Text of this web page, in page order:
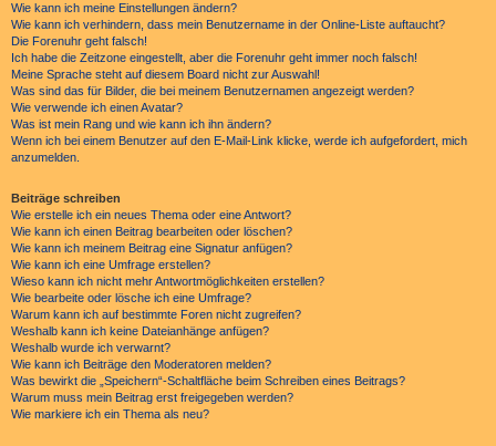
Wie kann ich meine Einstellungen ändern?
Wie kann ich verhindern, dass mein Benutzername in der Online-Liste auftaucht?
Die Forenuhr geht falsch!
Ich habe die Zeitzone eingestellt, aber die Forenuhr geht immer noch falsch!
Meine Sprache steht auf diesem Board nicht zur Auswahl!
Was sind das für Bilder, die bei meinem Benutzernamen angezeigt werden?
Wie verwende ich einen Avatar?
Was ist mein Rang und wie kann ich ihn ändern?
Wenn ich bei einem Benutzer auf den E-Mail-Link klicke, werde ich aufgefordert, mich
anzumelden.
Beiträge schreiben
Wie erstelle ich ein neues Thema oder eine Antwort?
Wie kann ich einen Beitrag bearbeiten oder löschen?
Wie kann ich meinem Beitrag eine Signatur anfügen?
Wie kann ich eine Umfrage erstellen?
Wieso kann ich nicht mehr Antwortmöglichkeiten erstellen?
Wie bearbeite oder lösche ich eine Umfrage?
Warum kann ich auf bestimmte Foren nicht zugreifen?
Weshalb kann ich keine Dateianhänge anfügen?
Weshalb wurde ich verwarnt?
Wie kann ich Beiträge den Moderatoren melden?
Was bewirkt die „Speichern“-Schaltfläche beim Schreiben eines Beitrags?
Warum muss mein Beitrag erst freigegeben werden?
Wie markiere ich ein Thema als neu?